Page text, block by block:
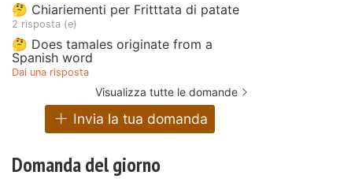
🤔 Chiariementi per Fritttata di patate
2 risposta (e)
🤔 Does tamales originate from a
Spanish word
Dai una risposta
Visualizza tutte le domande
Invia la tua domanda
Domanda del giorno